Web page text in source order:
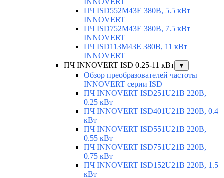
ПЧ ISD552M43E 380В, 5.5 кВт
INNOVERT
ПЧ ISD752M43E 380В, 7.5 кВт
INNOVERT
ПЧ ISD113M43E 380В, 11 кВт
INNOVERT
ПЧ INNOVERT ISD 0.25-11 кВт
▼
Обзор преобразователей частоты
INNOVERT серии ISD
ПЧ INNOVERT ISD251U21B 220В,
0.25 кВт
ПЧ INNOVERT ISD401U21B 220В, 0.4
кВт
ПЧ INNOVERT ISD551U21B 220В,
0.55 кВт
ПЧ INNOVERT ISD751U21B 220В,
0.75 кВт
ПЧ INNOVERT ISD152U21B 220В, 1.5
кВт